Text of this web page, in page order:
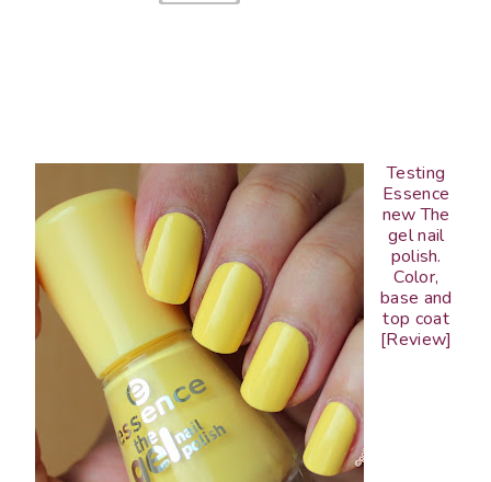
Testing
Essence
new The
gel nail
polish.
Color,
base and
top coat
[Review]